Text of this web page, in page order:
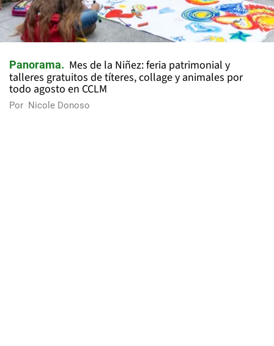
Panorama
Mes de la Niñez: feria patrimonial y
talleres gratuitos de títeres, collage y animales por
todo agosto en CCLM
Por Nicole Donoso